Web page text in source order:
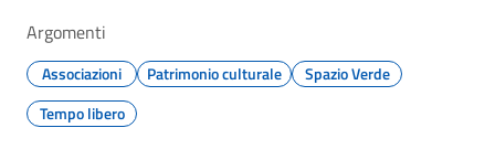
Argomenti
Associazioni Patrimonio culturale
Spazio Verde
Tempo libero